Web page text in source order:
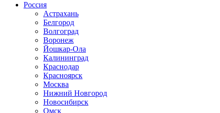
Россия
Астрахань
Белгород
Волгоград
Воронеж
Йошкар-Ола
Калининград
Краснодар
Красноярск
Москва
Нижний Новгород
Новосибирск
Омск